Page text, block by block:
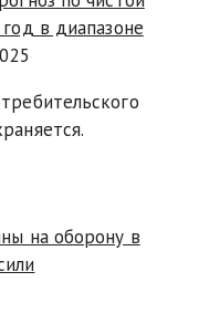
в диапазоне
на оборону в